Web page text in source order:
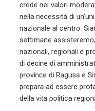
crede nei valori
nella necessità di
nazionale al centro.
settimane
nazionali, regionali e
di decine di
province di Ragusa e
prepara ad essere
della vita politica